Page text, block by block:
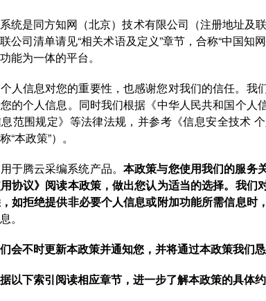
统是同方知网（北京）技术有限公司（注册地址及
公司清单请见“相关术语及定义”章节，合称“中国
能为一体的平台。
人信息对您的重要性，也感谢您对我们的信任。
的个人信息。同时我们根据《中华人民共和国个
范围规定》等法律法规，并参考《信息安全技术
“本政策”）。
于腾云采编系统产品。本政策与您使用我们的服务
协议》阅读本政策，做出您认为适当的选择。我
如拒绝提供非必要个人信息或附加功能所需信息时
。
会不时更新本政策并通知您，并将通过本政策我们
以下索引阅读相应章节，进一步了解本政策的具体约